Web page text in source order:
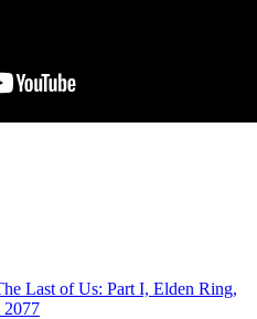
Last of Us: Part I, Elden Ring,
2077